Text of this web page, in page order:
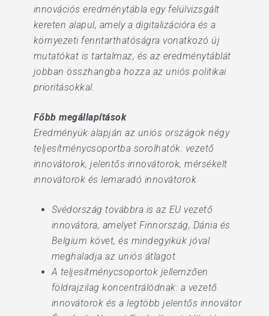
innovációs eredménytábla egy felülvizsgált
kereten alapul, amely a digitalizációra és a
környezeti fenntarthatóságra vonatkozó új
mutatókat is tartalmaz, és az eredménytáblát
jobban összhangba hozza az uniós politikai
prioritásokkal.
Főbb megállapítások
Eredményük alapján az uniós országok négy
teljesítménycsoportba sorolhatók: vezető
innovátorok, jelentős innovátorok, mérsékelt
innovátorok és lemaradó innovátorok.
Svédország továbbra is az EU vezető
innovátora, amelyet Finnország, Dánia és
Belgium követ, és mindegyikük jóval
meghaladja az uniós átlagot.
A teljesítménycsoportok jellemzően
földrajzilag koncentrálódnak: a vezető
innovátorok és a legtöbb jelentős innovátor